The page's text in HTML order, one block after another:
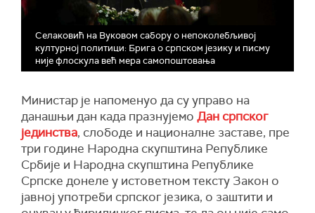
Селаковић на Вуковом сабору о непоколебљивој
културној политици: Брига о српском језику и писму
није флоскула већ мера самопоштовања
Министар је напоменуо да су управо на
данашњи дан када празнујемо Дан српског
јединства, слободе и националне заставе, пре
три године Народна скупштина Републике
Србије и Народна скупштина Републике
Српске донеле у истоветном тексту Закон о
јавној употреби српског језика, о заштити и